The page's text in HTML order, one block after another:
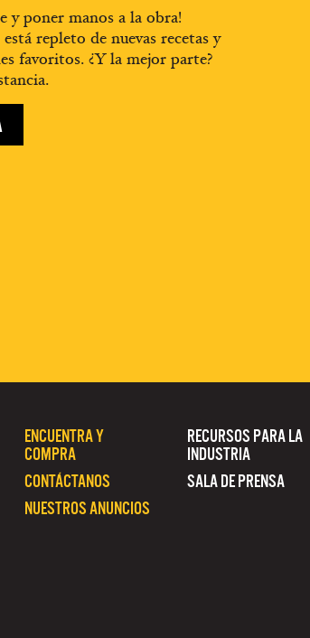
y poner manos a la obra!
repleto de nuevas recetas y
favoritos. ¿Y la mejor parte?
RECURSOS PARA LA
INDUSTRIA
SALA DE PRENSA
ENCUENTRA Y
COMPRA
CONTÁCTANOS
NUESTROS ANUNCIOS